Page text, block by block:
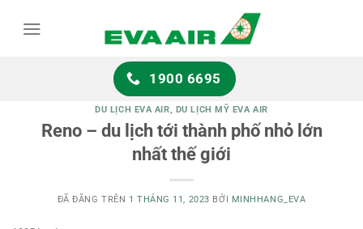
1900 6695
DU LỊCH EVA AIR, DU LỊCH MỸ EVA AIR
Reno – du lịch tới thành phố nhỏ lớn
nhất thế giới
ĐÃ ĐĂNG TRÊN 1 THÁNG 11, 2023 BỞI MINHHANG_EVA